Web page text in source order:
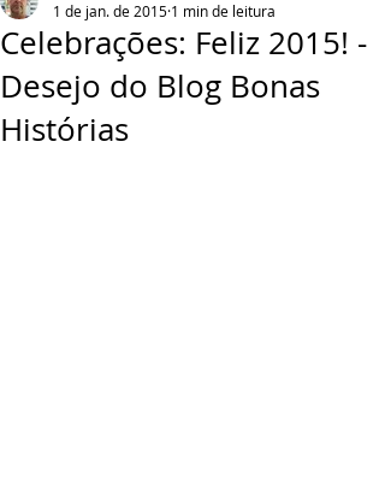
Celebrações: Feliz 2015! -
Desejo do Blog Bonas
Histórias
1 de jan. de 2015 1 min de leitura